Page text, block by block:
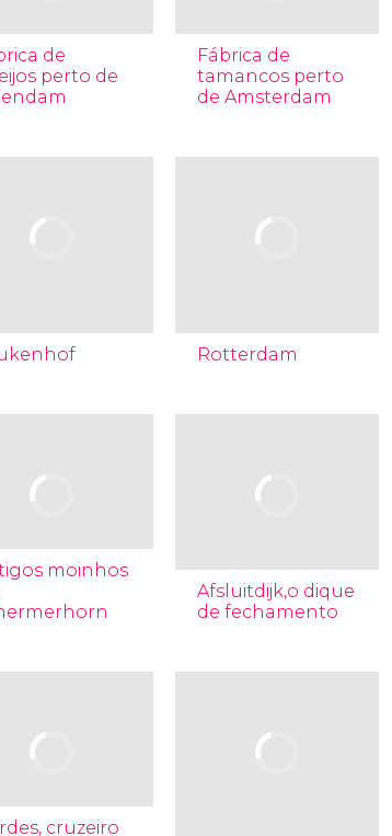
de
perto de
Fábrica de
tamancos perto
de Amsterdam
Rotterdam
moinhos
Afsluitdijk,o dique
de fechamento
cruzeiro